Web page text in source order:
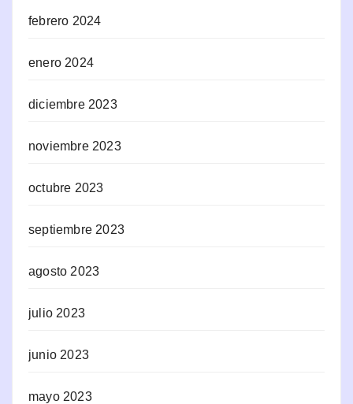
febrero 2024
enero 2024
diciembre 2023
noviembre 2023
octubre 2023
septiembre 2023
agosto 2023
julio 2023
junio 2023
mayo 2023